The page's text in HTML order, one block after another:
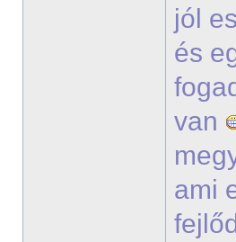
jól
és
van
ami